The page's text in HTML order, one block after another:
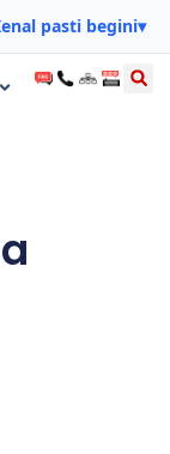
pasti begini▾